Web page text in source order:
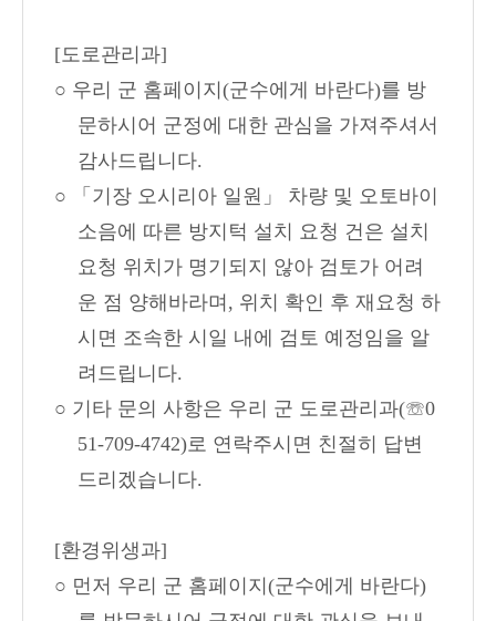
[도로관리과]
○ 우리 군 홈페이지(군수에게 바란다)를 방
문하시어 군정에 대한 관심을 가져주셔서
감사드립니다.
○ 「기장 오시리아 일원」 차량 및 오토바이
소음에 따른 방지턱 설치 요청 건은 설치
요청 위치가 명기되지 않아 검토가 어려
운 점 양해바라며, 위치 확인 후 재요청 하
시면 조속한 시일 내에 검토 예정임을 알
려드립니다.
○ 기타 문의 사항은 우리 군 도로관리과(☏0
51-709-4742)로 연락주시면 친절히 답변
드리겠습니다.
[환경위생과]
○ 먼저 우리 군 홈페이지(군수에게 바란다)